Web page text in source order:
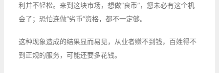
利并不轻松。来到这块市场，想做“良币”，您未必有这个机
会了；恐怕连做“劣币”资格，都不一定够。
这种现象造成的结果显而易见，从业者赚不到钱，百姓得不
到正规的服务，可能还要多花钱。